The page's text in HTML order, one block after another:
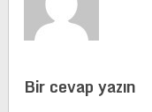
Bir cevap yazın